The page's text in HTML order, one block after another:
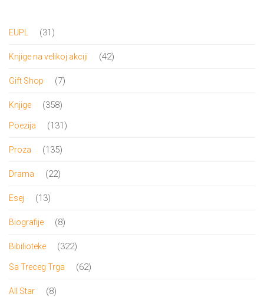
EUPL 3131
Knjige na velikoj akciji 4242
Gift Shop 77
Knjige 358358
proizvoda
Poezija 131131
Proza 135135
Drama 2222
Esej 1313
Biografije 88
Bibilioteke 322322
proizvoda
Sa Treceg Trga 6262
All Star 88